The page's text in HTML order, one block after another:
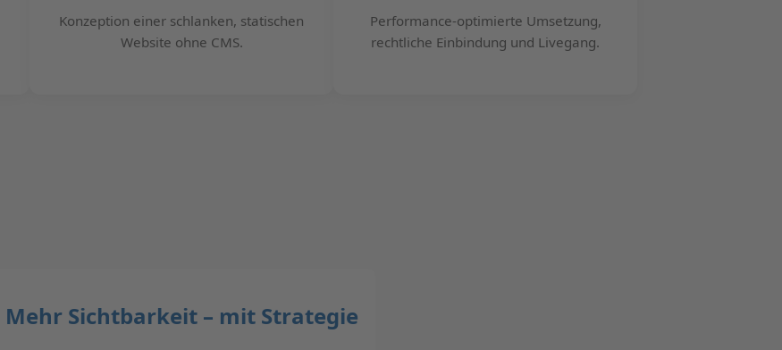
Konzeption einer schlanken, statischen
Website ohne CMS.
Performance-optimierte Umsetzung,
rechtliche Einbindung und Livegang.
Mehr Sichtbarkeit – mit Strategie